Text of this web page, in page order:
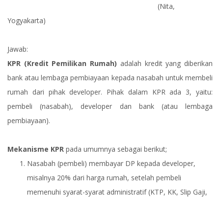
(Nita,
Yogyakarta)
Jawab:
KPR (Kredit Pemilikan Rumah) adalah kredit yang diberikan
bank atau lembaga pembiayaan kepada nasabah untuk membeli
rumah dari pihak developer. Pihak dalam KPR ada 3, yaitu:
pembeli (nasabah), developer dan bank (atau lembaga
pembiayaan).
Mekanisme KPR pada umumnya sebagai berikut;
Nasabah (pembeli) membayar DP kepada developer,
misalnya 20% dari harga rumah, setelah pembeli
memenuhi syarat-syarat administratif (KTP, KK, Slip Gaji,